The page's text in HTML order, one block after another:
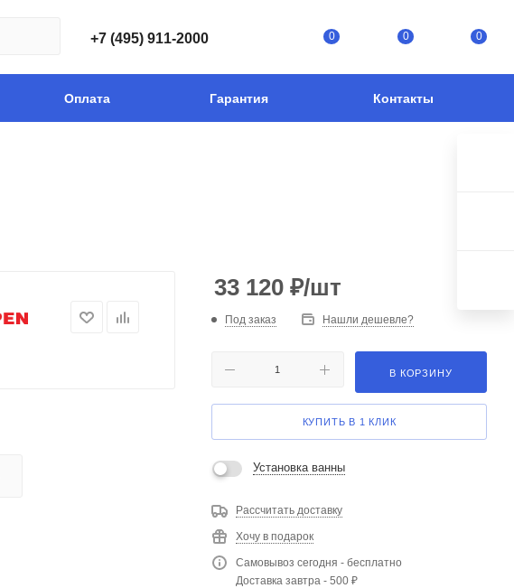
+7 (495) 911-2000 0 0 0
Оплата Гарантия Контакты
33 120 ₽/шт
Под заказ Нашли дешевле?
В КОРЗИНУ
КУПИТЬ В 1 КЛИК
Установка ванны
Рассчитать доставку
Хочу в подарок
Самовывоз сегодня - бесплатно
Доставка завтра - 500 ₽